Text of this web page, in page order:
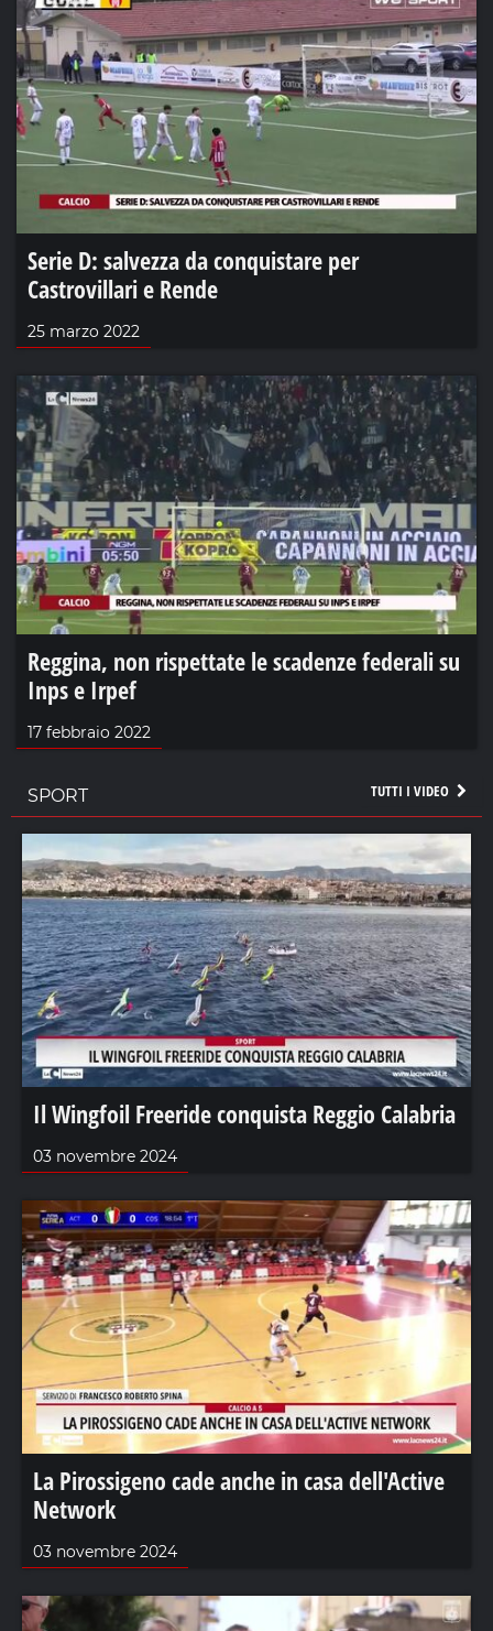
Serie D: salvezza da conquistare per
Castrovillari e Rende
25 marzo 2022
Reggina, non rispettate le scadenze federali su
Inps e Irpef
17 febbraio 2022
TUTTI I VIDEO
SPORT
Il Wingfoil Freeride conquista Reggio Calabria
03 novembre 2024
La Pirossigeno cade anche in casa dell'Active
Network
03 novembre 2024